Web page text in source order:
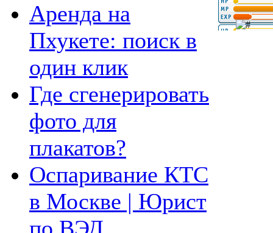
Аренда на
Пхукете: поиск в
один клик
Где сгенерировать
фото для
плакатов?
Оспаривание КТС
в Москве | Юрист